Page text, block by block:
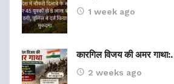
1 week ago
कारगिल विजय की अमर
2 weeks ago